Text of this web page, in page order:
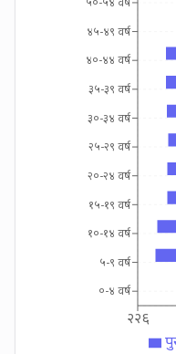
२२६
५०-५४ वर्ष
४५-४९ वर्ष
४०-४४ वर्ष
३५-३९ वर्ष
३०-३४ वर्ष
२५-२९ वर्ष
२०-२४ वर्ष
१५-१९ वर्ष
१०-१४ वर्ष
५-९ वर्ष
०-४ वर्ष